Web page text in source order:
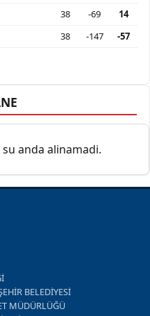
38 -69
14
38 -147
-57
anda alinamadi.
BELEDİYESİ
MÜDÜRLÜĞÜ